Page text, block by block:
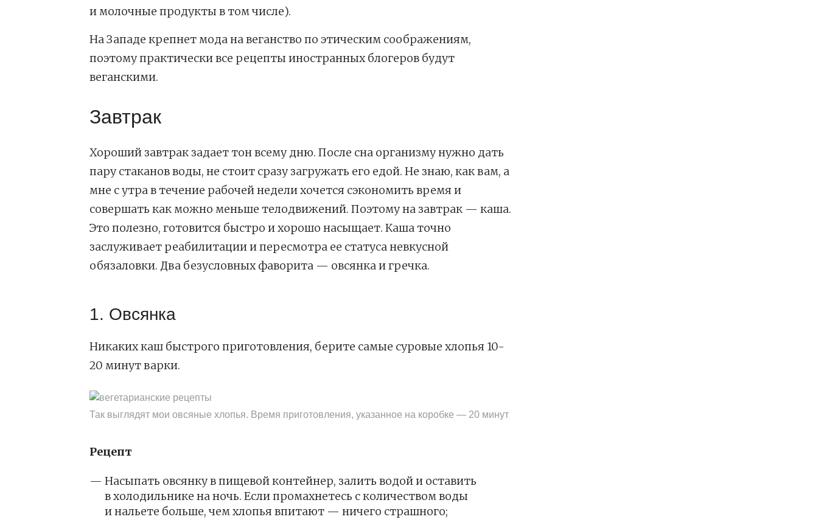
и молочные продукты в том числе).
На Западе крепнет мода на веганство по этическим соображениям,
поэтому практически все рецепты иностранных блогеров будут
веганскими.
Завтрак
Хороший завтрак задает тон всему дню. После сна организму нужно дать
пару стаканов воды, не стоит сразу загружать его едой. Не знаю, как вам, а
мне с утра в течение рабочей недели хочется сэкономить время и
совершать как можно меньше телодвижений. Поэтому на завтрак — каша.
Это полезно, готовится быстро и хорошо насыщает. Каша точно
заслуживает реабилитации и пересмотра ее статуса невкусной
обязаловки. Два безусловных фаворита — овсянка и гречка.
1. Овсянка
Никаких каш быстрого приготовления, берите самые суровые хлопья 10-
20 минут варки.
Так выглядят мои овсяные хлопья. Время приготовления, указанное на коробке — 20 минут
Рецепт
Насыпать овсянку в пищевой контейнер, залить водой и оставить
в холодильнике на ночь. Если промахнетесь с количеством воды
и нальете больше, чем хлопья впитают — ничего страшного;